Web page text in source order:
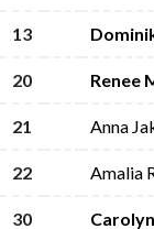
13
20 Renee
21 Anna
22 Amalia
30
13
20 Renee
21 Anna
22 Amalia
30